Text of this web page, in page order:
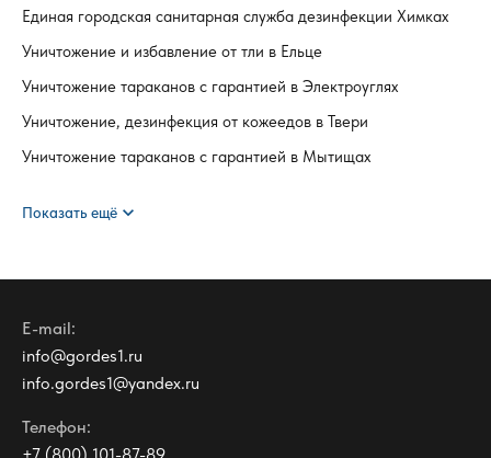
Единая городская санитарная служба дезинфекции Химках
Уничтожение и избавление от тли в Ельце
Уничтожение тараканов с гарантией в Электроуглях
Уничтожение, дезинфекция от кожеедов в Твери
Уничтожение тараканов с гарантией в Мытищах
Показать ещё expand_more
E-mail:
info@gordes1.ru
info.gordes1@yandex.ru
Телефон: